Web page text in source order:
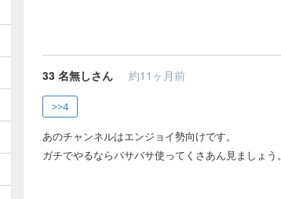
33 名無しさん 約11ヶ月前
>>4
あのチャンネルはエンジョイ勢向けです。
ガチでやるならバサバサ使ってくさあん見ましょう。